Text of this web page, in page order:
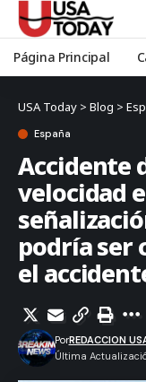
Página Principal
USA Today > Blog >
España
Accidente
velocidad
podría ser
el
Última
PorREDACCION